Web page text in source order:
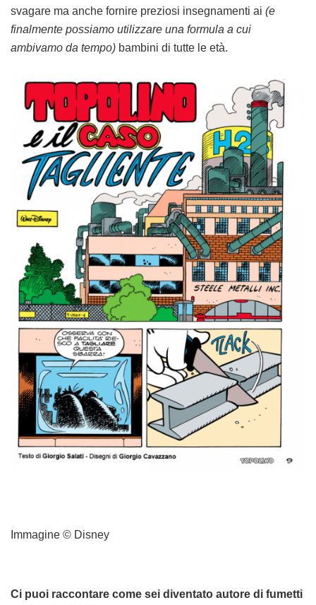
svagare ma anche fornire preziosi insegnamenti ai (e
finalmente possiamo utilizzare una formula a cui
ambivamo da tempo) bambini di tutte le età.
Immagine © Disney
Ci puoi raccontare come sei diventato autore di fumetti